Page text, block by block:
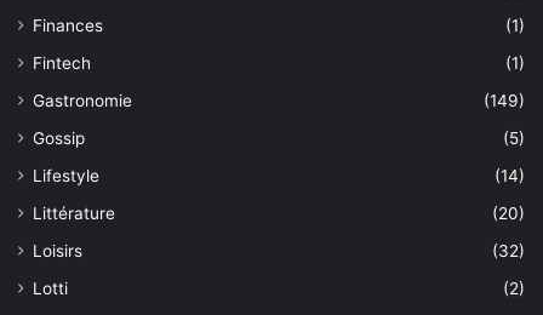
Finances
(1)
Fintech
(1)
Gastronomie
(149)
Gossip
(5)
Lifestyle
(14)
Littérature
(20)
Loisirs
(32)
Lotti
(2)